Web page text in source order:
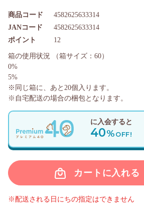
商品コード 4582625633314
ポイント 12
JANコード 4582625633314
カートに入れる
※配送される日にちの指定はできません
に入会すると
40%OFF!
箱の使用状況
（箱サイズ：60）
0%
5%
※同じ箱に、あと 20個入ります。
※自宅配送の場合の梱包となります。